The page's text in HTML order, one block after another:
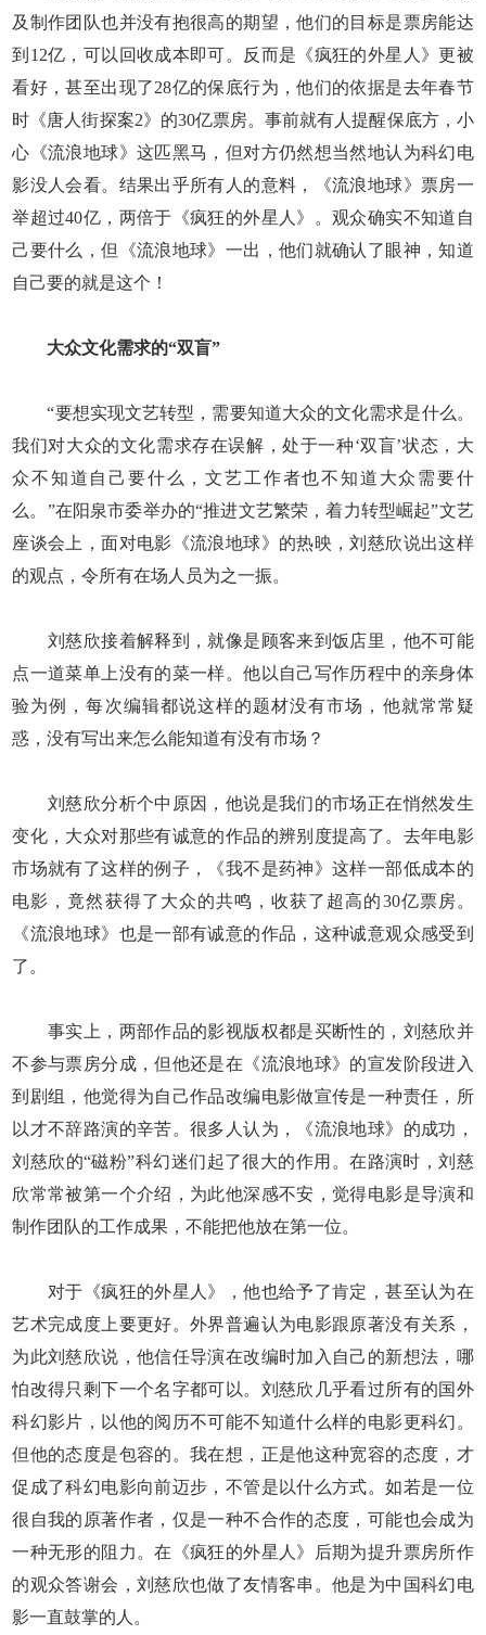
及制作团队也并没有抱很高的期望，他们的目标是票房能达
到12亿，可以回收成本即可。反而是《疯狂的外星人》更被
看好，甚至出现了28亿的保底行为，他们的依据是去年春节
时《唐人街探案2》的30亿票房。事前就有人提醒保底方，小
心《流浪地球》这匹黑马，但对方仍然想当然地认为科幻电
影没人会看。结果出乎所有人的意料，《流浪地球》票房一
举超过40亿，两倍于《疯狂的外星人》。观众确实不知道自
己要什么，但《流浪地球》一出，他们就确认了眼神，知道
自己要的就是这个！
大众文化需求的“双盲”
“要想实现文艺转型，需要知道大众的文化需求是什么。
我们对大众的文化需求存在误解，处于一种‘双盲’状态，大
众不知道自己要什么，文艺工作者也不知道大众需要什
么。”在阳泉市委举办的“推进文艺繁荣，着力转型崛起”文艺
座谈会上，面对电影《流浪地球》的热映，刘慈欣说出这样
的观点，令所有在场人员为之一振。
刘慈欣接着解释到，就像是顾客来到饭店里，他不可能
点一道菜单上没有的菜一样。他以自己写作历程中的亲身体
验为例，每次编辑都说这样的题材没有市场，他就常常疑
惑，没有写出来怎么能知道有没有市场？
刘慈欣分析个中原因，他说是我们的市场正在悄然发生
变化，大众对那些有诚意的作品的辨别度提高了。去年电影
市场就有了这样的例子，《我不是药神》这样一部低成本的
电影，竟然获得了大众的共鸣，收获了超高的30亿票房。
《流浪地球》也是一部有诚意的作品，这种诚意观众感受到
了。
事实上，两部作品的影视版权都是买断性的，刘慈欣并
不参与票房分成，但他还是在《流浪地球》的宣发阶段进入
到剧组，他觉得为自己作品改编电影做宣传是一种责任，所
以才不辞路演的辛苦。很多人认为，《流浪地球》的成功，
刘慈欣的“磁粉”科幻迷们起了很大的作用。在路演时，刘慈
欣常常被第一个介绍，为此他深感不安，觉得电影是导演和
制作团队的工作成果，不能把他放在第一位。
对于《疯狂的外星人》，他也给予了肯定，甚至认为在
艺术完成度上要更好。外界普遍认为电影跟原著没有关系，
为此刘慈欣说，他信任导演在改编时加入自己的新想法，哪
怕改得只剩下一个名字都可以。刘慈欣几乎看过所有的国外
科幻影片，以他的阅历不可能不知道什么样的电影更科幻。
但他的态度是包容的。我在想，正是他这种宽容的态度，才
促成了科幻电影向前迈步，不管是以什么方式。如若是一位
很自我的原著作者，仅是一种不合作的态度，可能也会成为
一种无形的阻力。在《疯狂的外星人》后期为提升票房所作
的观众答谢会，刘慈欣也做了友情客串。他是为中国科幻电
影一直鼓掌的人。